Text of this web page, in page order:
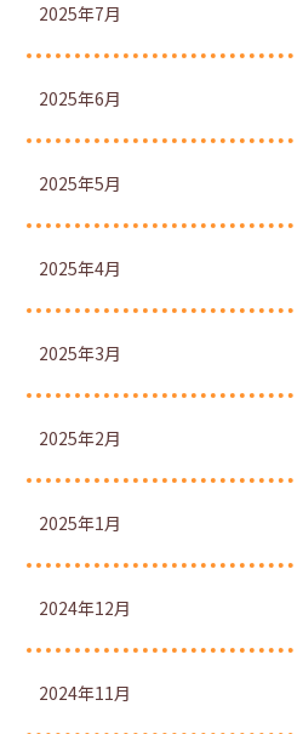
2025年7月
2025年6月
2025年5月
2025年4月
2025年3月
2025年2月
2025年1月
2024年12月
2024年11月